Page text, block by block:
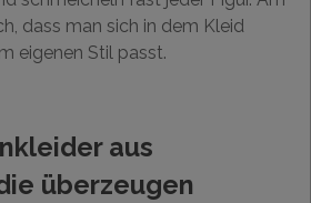
dass man sich in dem Kleid
eigenen Stil passt.
aus
überzeugen